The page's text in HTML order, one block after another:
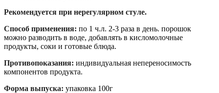
Рекомендуется при нерегулярном стуле.
Способ применения: по 1 ч.л. 2-3 раза в день. порошок
можно разводить в воде, добавлять в кисломолочные
продукты, соки и готовые блюда.
Противопоказания: индивидуальная непереносимость
компонентов продукта.
Форма выпуска: упаковка 100г